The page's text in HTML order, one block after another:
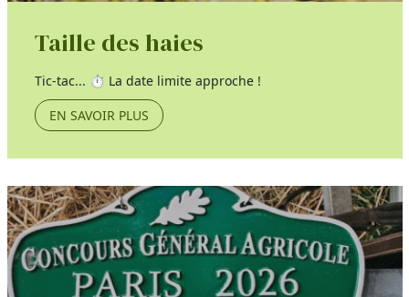
Taille des haies
Tic-tac... ⏱️ La date limite approche !
EN SAVOIR PLUS